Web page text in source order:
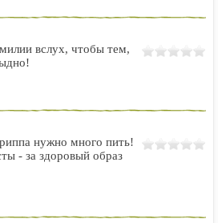
вслух, чтобы тем,
нужно много пить!
- за здоровый образ